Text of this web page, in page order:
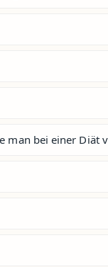
man bei einer Diät